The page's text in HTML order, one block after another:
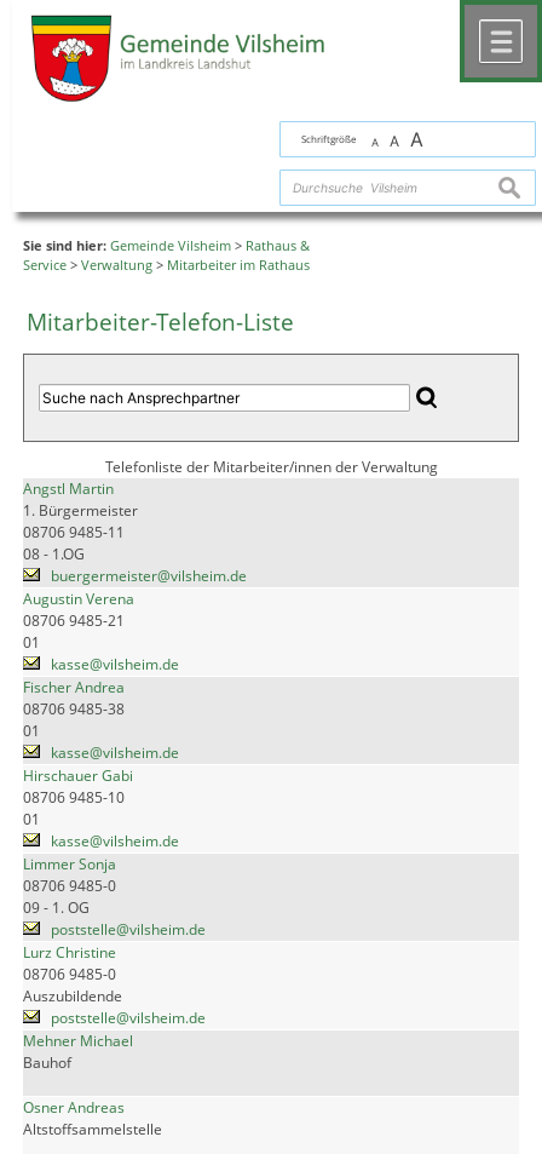
Schriftgröße A A A
Sie sind hier: Gemeinde Vilsheim > Rathaus &
Service > Verwaltung > Mitarbeiter im Rathaus
Mitarbeiter-Telefon-Liste
Telefonliste der Mitarbeiter/innen der Verwaltung
Angstl Martin
1. Bürgermeister
08706 9485-11
08 - 1.OG
buergermeister@vilsheim.de
Augustin Verena
08706 9485-21
01
kasse@vilsheim.de
Fischer Andrea
08706 9485-38
01
kasse@vilsheim.de
Hirschauer Gabi
08706 9485-10
01
kasse@vilsheim.de
Limmer Sonja
08706 9485-0
09 - 1. OG
poststelle@vilsheim.de
Lurz Christine
08706 9485-0
Auszubildende
poststelle@vilsheim.de
Mehner Michael
Bauhof
Osner Andreas
Altstoffsammelstelle